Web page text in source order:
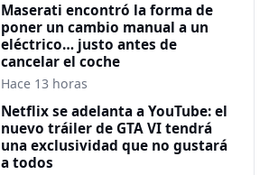
Maserati encontró la forma de
poner un cambio manual a un
eléctrico… justo antes de
cancelar el coche
Hace 13 horas
Netflix se adelanta a YouTube: el
nuevo tráiler de GTA VI tendrá
una exclusividad que no gustará
a todos